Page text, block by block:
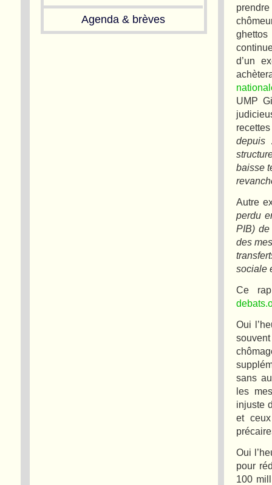
Agenda & brèves
d’un
UMP
depuis
baisse
Autre
perdu
PIB)
des
sociale
Ce
Oui
sans
les
injuste
et
Oui
pour
100